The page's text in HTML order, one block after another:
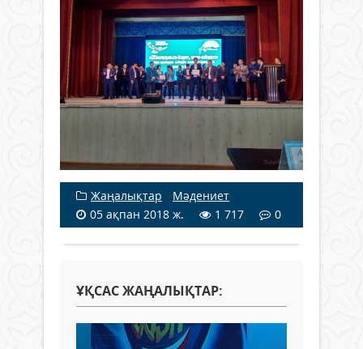
Жаңалықтар / Мәдениет
05 ақпан 2018 ж.
1 717 0
ҰҚСАС ЖАҢАЛЫҚТАР: